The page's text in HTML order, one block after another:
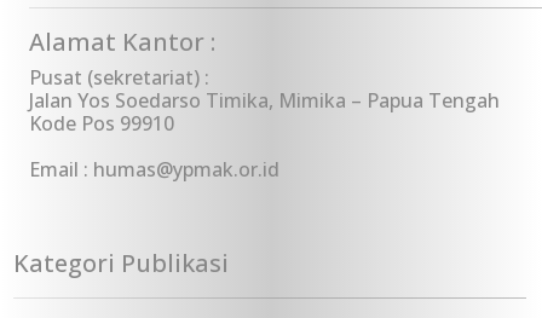
Alamat Kantor :
Pusat (sekretariat) :
Jalan Yos Soedarso Timika, Mimika – Papua Tengah
Kode Pos 99910
Email : humas@ypmak.or.id
Kategori Publikasi